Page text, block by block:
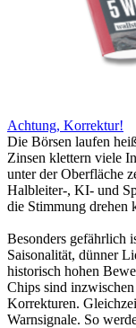
Achtung, Korrektur!
Die Börsen laufen
Zinsen klettern viele
unter der Oberfläche
Halbleiter-, KI- und
die Stimmung drehen
Besonders gefährlich
Saisonalität, dünner
historisch hohen
Chips sind
Korrekturen.
Warnsignale. So